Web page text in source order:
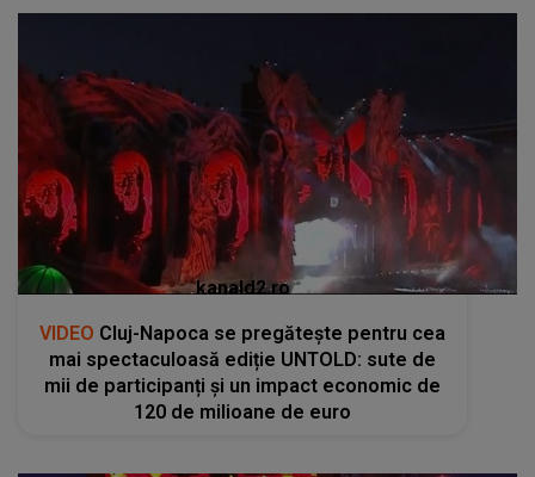
kanald2.ro
VIDEO Cluj-Napoca se pregătește pentru cea
mai spectaculoasă ediție UNTOLD: sute de
mii de participanți și un impact economic de
120 de milioane de euro